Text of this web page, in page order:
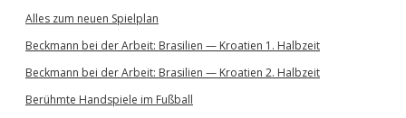
Alles zum neuen Spielplan
Beckmann bei der Arbeit: Brasilien — Kroatien 1. Halbzeit
Beckmann bei der Arbeit: Brasilien — Kroatien 2. Halbzeit
Berühmte Handspiele im Fußball